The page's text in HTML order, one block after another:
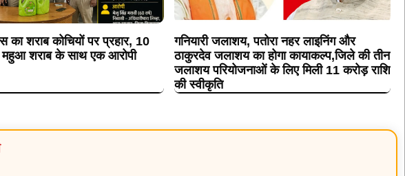
का शराब कोचियों पर प्रहार, 10
महुआ शराब के साथ एक आरोपी
गनियारी जलाशय, पतोरा नहर लाइनिंग और
ठाकुरदेव जलाशय का होगा कायाकल्प,जिले की तीन
जलाशय परियोजनाओं के लिए मिली 11 करोड़ राशि
की स्वीकृति